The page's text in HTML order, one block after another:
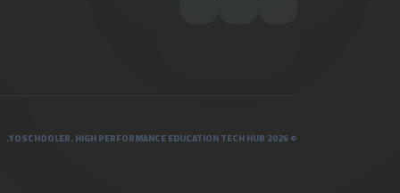
© 2026 YOSCHOOLER. HIGH PERFORMANCE EDUCATION TECH HUB.